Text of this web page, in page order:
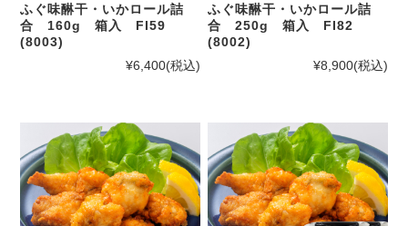
ふぐ味醂干・いかロール詰
合 160g 箱入 FI59
(8003)
¥6,400(税込)
ふぐ味醂干・いかロール詰
合 250g 箱入 FI82
(8002)
¥8,900(税込)